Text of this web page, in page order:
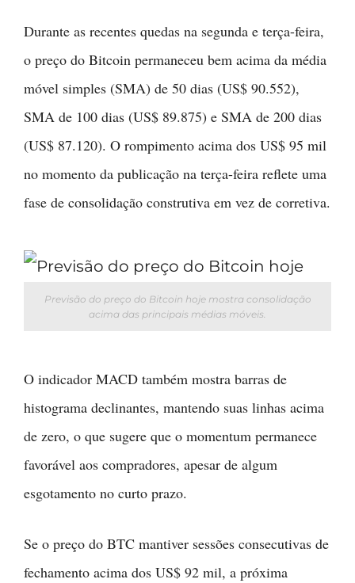
Durante as recentes quedas na segunda e terça-feira,
o preço do Bitcoin permaneceu bem acima da média
móvel simples (SMA) de 50 dias (US$ 90.552),
SMA de 100 dias (US$ 89.875) e SMA de 200 dias
(US$ 87.120). O rompimento acima dos US$ 95 mil
no momento da publicação na terça-feira reflete uma
fase de consolidação construtiva em vez de corretiva.
Previsão do preço do Bitcoin hoje mostra consolidação
acima das principais médias móveis.
O indicador MACD também mostra barras de
histograma declinantes, mantendo suas linhas acima
de zero, o que sugere que o momentum permanece
favorável aos compradores, apesar de algum
esgotamento no curto prazo.
Se o preço do BTC mantiver sessões consecutivas de
fechamento acima dos US$ 92 mil, a próxima